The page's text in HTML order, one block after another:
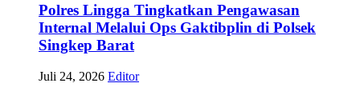
Polres Lingga Tingkatkan Pengawasan
Internal Melalui Ops Gaktibplin di Polsek
Singkep Barat
Juli 24, 2026 Editor